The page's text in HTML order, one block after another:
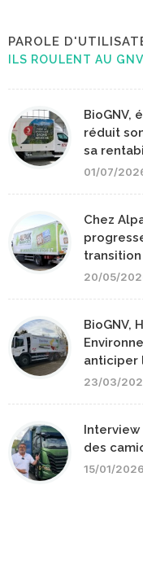
PAROLE
ILS ROULENT AU GNV
BioGNV,
réduit
sa
01/07/
Chez
transition
20/05/
BioGNV,
anticiper
23/03/
Interview
des
15/01/2026